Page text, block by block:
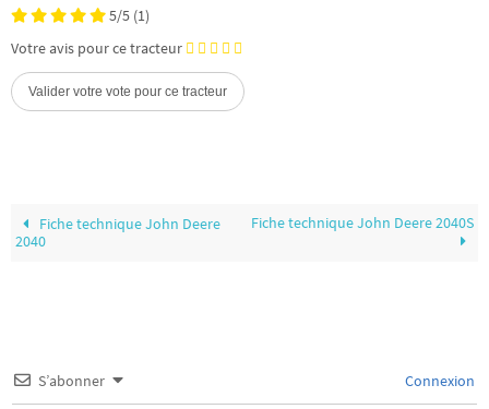
5/5 (1)
Votre avis pour ce tracteur
Fiche technique John Deere
2040
Fiche technique John Deere 2040S
S’abonner Connexion